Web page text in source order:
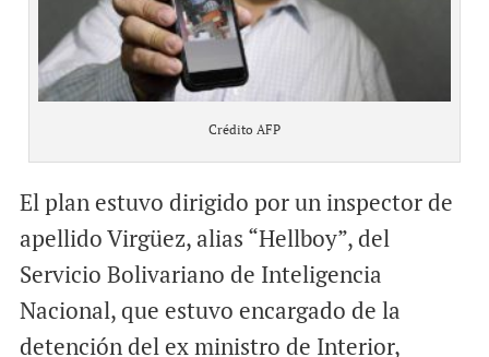
Crédito AFP
El plan estuvo dirigido por un inspector de
apellido Virgüez, alias “Hellboy”, del
Servicio Bolivariano de Inteligencia
Nacional, que estuvo encargado de la
detención del ex ministro de Interior,